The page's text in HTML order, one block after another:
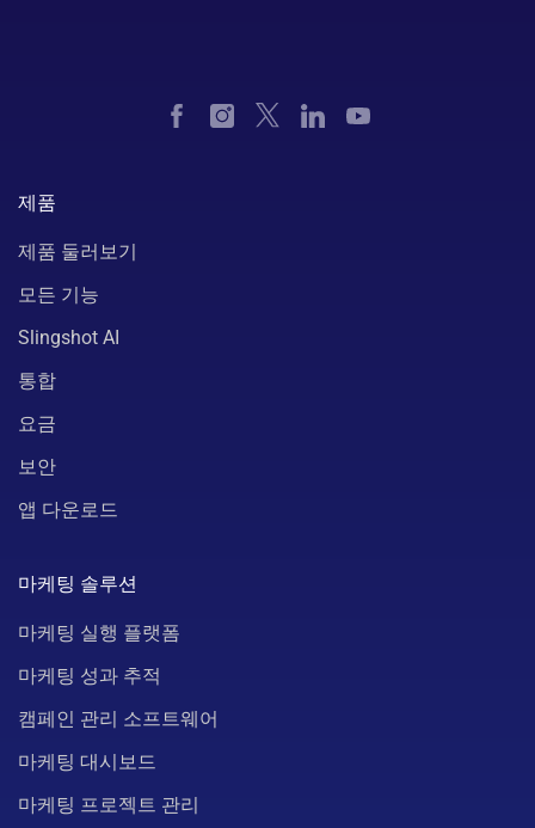
제품
제품 둘러보기
모든 기능
Slingshot AI
통합
요금
보안
앱 다운로드
마케팅 솔루션
마케팅 실행 플랫폼
마케팅 성과 추적
캠페인 관리 소프트웨어
마케팅 대시보드
마케팅 프로젝트 관리